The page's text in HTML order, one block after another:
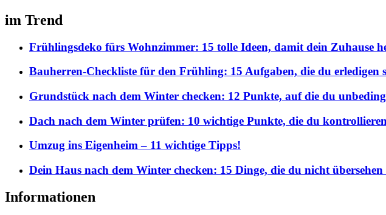
im Trend
Frühlingsdeko fürs Wohnzimmer: 15 tolle Ideen, damit dein Zuhause
Bauherren-Checkliste für den Frühling: 15 Aufgaben, die du erledigen
Grundstück nach dem Winter checken: 12 Punkte, auf die du
Dach nach dem Winter prüfen: 10 wichtige Punkte, die du
Umzug ins Eigenheim – 11 wichtige Tipps!
Dein Haus nach dem Winter checken: 15 Dinge, die du nicht
Informationen